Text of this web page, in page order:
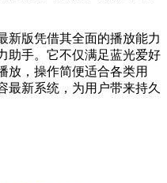
新版凭借其全面的播放能力
助手。它不仅满足蓝光爱好
放，操作简便适合各类用
最新系统，为用户带来持久